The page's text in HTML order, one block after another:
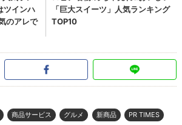
商品サービス グルメ 新商品 PR TIMES